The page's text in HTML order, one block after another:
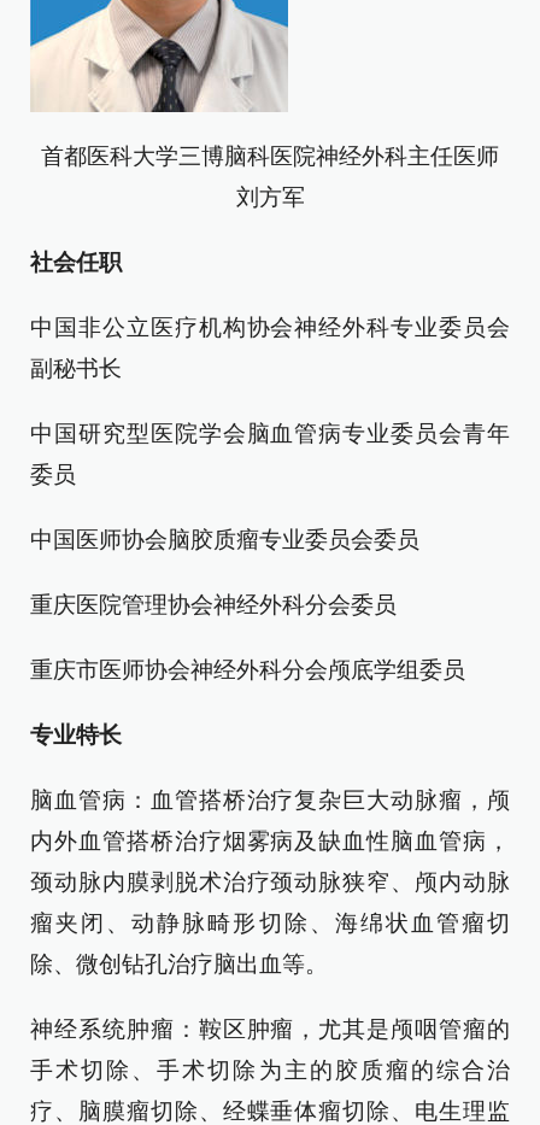
首都医科大学三博脑科医院神经外科主任医师
刘方军
社会任职
中国非公立医疗机构协会神经外科专业委员会
副秘书长
中国研究型医院学会脑血管病专业委员会青年
委员
中国医师协会脑胶质瘤专业委员会委员
重庆医院管理协会神经外科分会委员
重庆市医师协会神经外科分会颅底学组委员
专业特长
脑血管病：血管搭桥治疗复杂巨大动脉瘤，颅
内外血管搭桥治疗烟雾病及缺血性脑血管病，
颈动脉内膜剥脱术治疗颈动脉狭窄、颅内动脉
瘤夹闭、动静脉畸形切除、海绵状血管瘤切
除、微创钻孔治疗脑出血等。
神经系统肿瘤：鞍区肿瘤，尤其是颅咽管瘤的
手术切除、手术切除为主的胶质瘤的综合治
疗、脑膜瘤切除、经蝶垂体瘤切除、电生理监